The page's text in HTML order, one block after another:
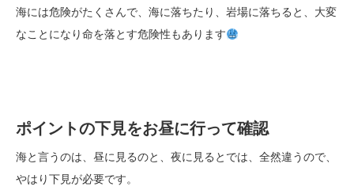
海には危険がたくさんで、海に落ちたり、岩場に落ちると、大変
なことになり命を落とす危険性もあります
ポイントの下見をお昼に行って確認
海と言うのは、昼に見るのと、夜に見るとでは、全然違うので、
やはり下見が必要です。